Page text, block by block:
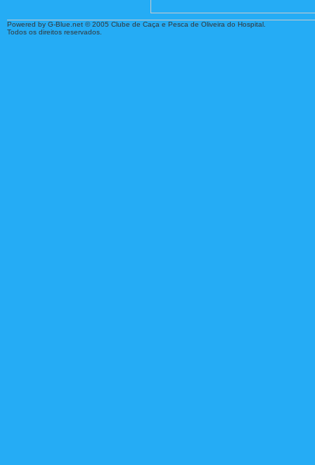
Powered by G-Blue.net © 2005 Clube de Caça e Pesca de Oliveira do Hospital.
Todos os direitos reservados.